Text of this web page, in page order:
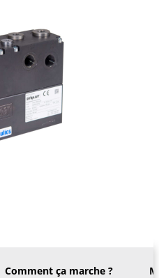
Comment ça marche ?